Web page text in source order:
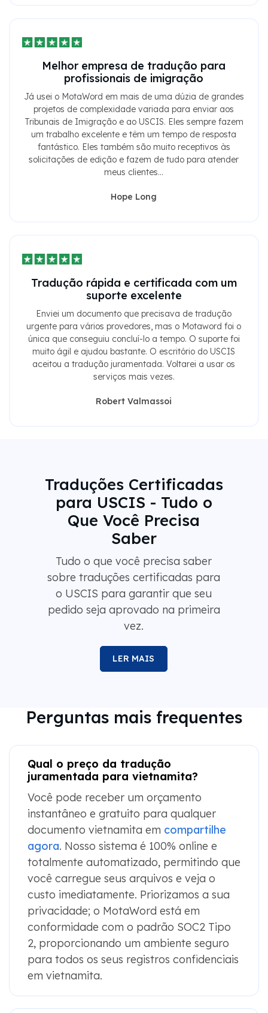
Melhor empresa de tradução para
profissionais de imigração
Já usei o MotaWord em mais de uma dúzia de grandes
projetos de complexidade variada para enviar aos
Tribunais de Imigração e ao USCIS. Eles sempre fazem
um trabalho excelente e têm um tempo de resposta
fantástico. Eles também são muito receptivos às
solicitações de edição e fazem de tudo para atender
meus clientes...
Hope Long
Tradução rápida e certificada com um
suporte excelente
Enviei um documento que precisava de tradução
urgente para vários provedores, mas o Motaword foi o
única que conseguiu concluí-lo a tempo. O suporte foi
muito ágil e ajudou bastante. O escritório do USCIS
aceitou a tradução juramentada. Voltarei a usar os
serviços mais vezes.
Robert Valmassoi
Traduções Certificadas
para USCIS - Tudo o
Que Você Precisa
Saber
Tudo o que você precisa saber
sobre traduções certificadas para
o USCIS para garantir que seu
pedido seja aprovado na primeira
vez.
LER MAIS
Perguntas mais frequentes
Qual o preço da tradução
juramentada para vietnamita?
Você pode receber um orçamento
instantâneo e gratuito para qualquer
documento vietnamita em compartilhe
agora. Nosso sistema é 100% online e
totalmente automatizado, permitindo que
você carregue seus arquivos e veja o
custo imediatamente. Priorizamos a sua
privacidade; o MotaWord está em
conformidade com o padrão SOC2 Tipo
2, proporcionando um ambiente seguro
para todos os seus registros confidenciais
em vietnamita.